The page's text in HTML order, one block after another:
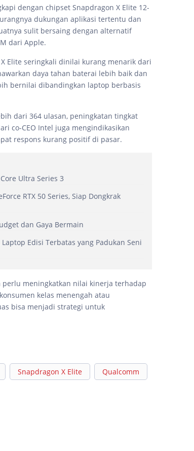
dengan chipset Snapdragon X Elite 12-
dukungan aplikasi tertentu dan
sulit bersaing dengan alternatif
dari Apple.
Elite seringkali dinilai kurang menarik dari
daya tahan baterai lebih baik dan
bernilai dibandingkan laptop berbasis
dari 364 ulasan, peningkatan tingkat
co-CEO Intel juga mengindikasikan
respons kurang positif di pasar.
Ultra Series 3
RTX 50 Series, Siap Dongkrak
dan Gaya Bermain
Edisi Terbatas yang Padukan Seni
meningkatkan nilai kinerja terhadap
kelas menengah atau
bisa menjadi strategi untuk
Snapdragon X Elite Qualcomm